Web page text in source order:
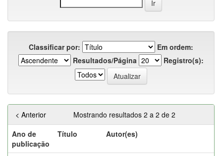
Classificar por:
Em ordem:
Resultados/Página
Registro(s):
Mostrando resultados 2 a 2 de 2
< Anterior
Ano de
publicação
Título Autor(es)